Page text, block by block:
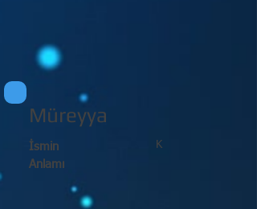
Müreyya
K
İsmin
Anlamı